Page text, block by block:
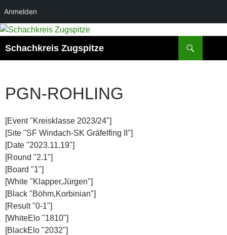
Anmelden
Zum
springen
Schachkreis Zugspitze
PGN-ROHLING
[Event "Kreisklasse 2023/24"]
[Site "SF Windach-SK Gräfelfing II"]
[Date "2023.11.19"]
[Round "2.1"]
[Board "1"]
[White "Klapper,Jürgen"]
[Black "Böhm,Korbinian"]
[Result "0-1"]
[WhiteElo "1810"]
[BlackElo "2032"]